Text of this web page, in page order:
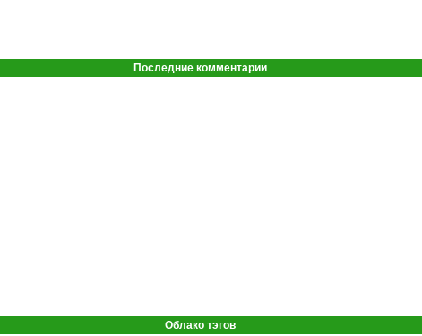
Последние комментарии
Облако тэгов